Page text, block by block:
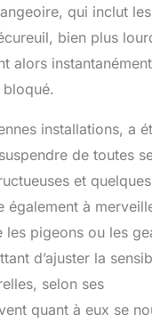
qui inclut les
bien plus
alors instantanément
bloqué.
installations, a
de toutes
et quelques
également à
les pigeons ou les
d’ajuster la
selon ses
quant à eux se